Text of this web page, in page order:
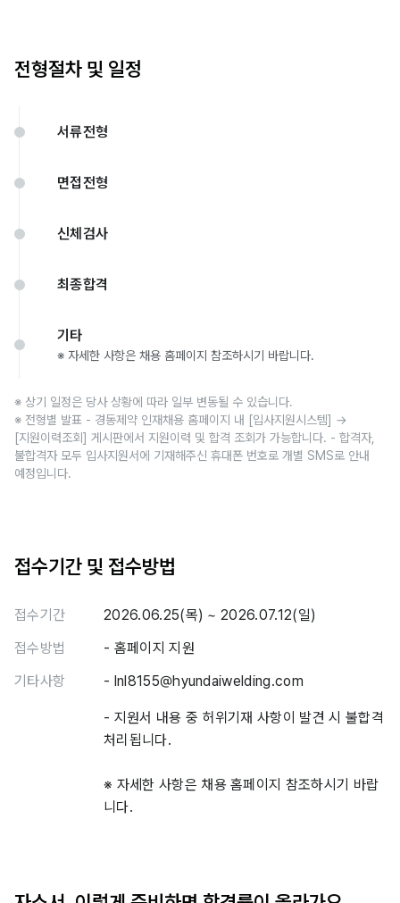
전형절차 및 일정
서류전형
면접전형
신체검사
최종합격
기타
※ 자세한 사항은 채용 홈페이지 참조하시기 바랍니다.
※ 상기 일정은 당사 상황에 따라 일부 변동될 수 있습니다.
※ 전형별 발표 - 경동제약 인재채용 홈페이지 내 [입사지원시스템] →
[지원이력조회] 게시판에서 지원이력 및 합격 조회가 가능합니다. - 합격자,
불합격자 모두 입사지원서에 기재해주신 휴대폰 번호로 개별 SMS로 안내
예정입니다.
접수기간 및 접수방법
접수기간
2026.06.25(목) ~ 2026.07.12(일)
접수방법
- 홈페이지 지원
기타사항
- lnl8155@hyundaiwelding.com
- 지원서 내용 중 허위기재 사항이 발견 시 불합격
처리됩니다.
※ 자세한 사항은 채용 홈페이지 참조하시기 바랍
니다.